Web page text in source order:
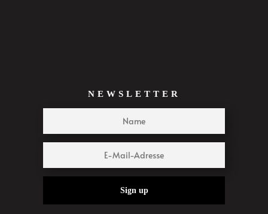
NEWSLETTER
Sign up